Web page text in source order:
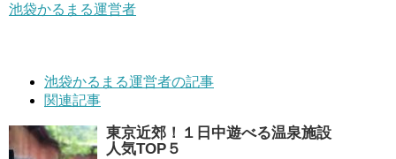
池袋かるまる運営者
池袋かるまる運営者の記事
関連記事
東京近郊！１日中遊べる温泉施設
人気TOP５